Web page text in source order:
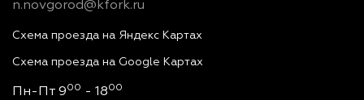
n.novgorod@kfork.ru
Схема проезда на Яндекс Картах
Схема проезда на Google Картах
Пн-Пт 900 - 1800